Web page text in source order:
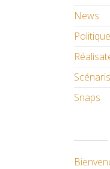
News
Snaps